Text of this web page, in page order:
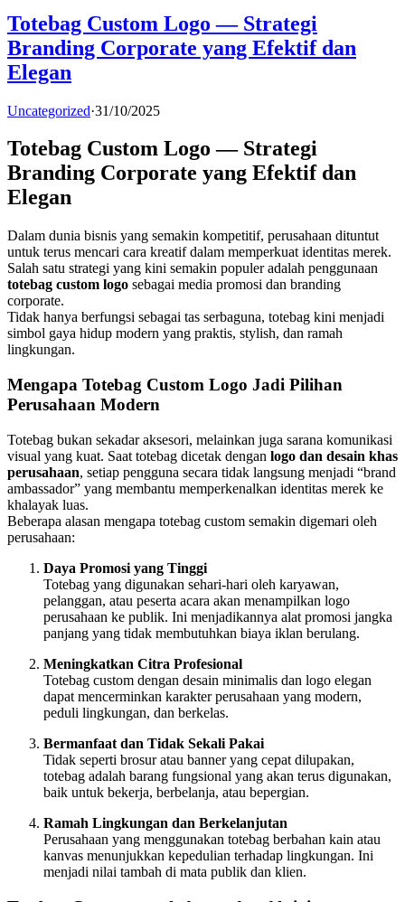
Totebag Custom Logo — Strategi
Branding Corporate yang Efektif dan
Elegan
Uncategorized·31/10/2025
Totebag Custom Logo — Strategi
Branding Corporate yang Efektif dan
Elegan
Dalam dunia bisnis yang semakin kompetitif, perusahaan dituntut
untuk terus mencari cara kreatif dalam memperkuat identitas merek.
Salah satu strategi yang kini semakin populer adalah penggunaan
totebag custom logo sebagai media promosi dan branding
corporate.
Tidak hanya berfungsi sebagai tas serbaguna, totebag kini menjadi
simbol gaya hidup modern yang praktis, stylish, dan ramah
lingkungan.
Mengapa Totebag Custom Logo Jadi Pilihan
Perusahaan Modern
Totebag bukan sekadar aksesori, melainkan juga sarana komunikasi
visual yang kuat. Saat totebag dicetak dengan logo dan desain khas
perusahaan, setiap pengguna secara tidak langsung menjadi “brand
ambassador” yang membantu memperkenalkan identitas merek ke
khalayak luas.
Beberapa alasan mengapa totebag custom semakin digemari oleh
perusahaan:
Daya Promosi yang Tinggi
Totebag yang digunakan sehari-hari oleh karyawan,
pelanggan, atau peserta acara akan menampilkan logo
perusahaan ke publik. Ini menjadikannya alat promosi jangka
panjang yang tidak membutuhkan biaya iklan berulang.
Meningkatkan Citra Profesional
Totebag custom dengan desain minimalis dan logo elegan
dapat mencerminkan karakter perusahaan yang modern,
peduli lingkungan, dan berkelas.
Bermanfaat dan Tidak Sekali Pakai
Tidak seperti brosur atau banner yang cepat dilupakan,
totebag adalah barang fungsional yang akan terus digunakan,
baik untuk bekerja, berbelanja, atau bepergian.
Ramah Lingkungan dan Berkelanjutan
Perusahaan yang menggunakan totebag berbahan kain atau
kanvas menunjukkan kepedulian terhadap lingkungan. Ini
menjadi nilai tambah di mata publik dan klien.